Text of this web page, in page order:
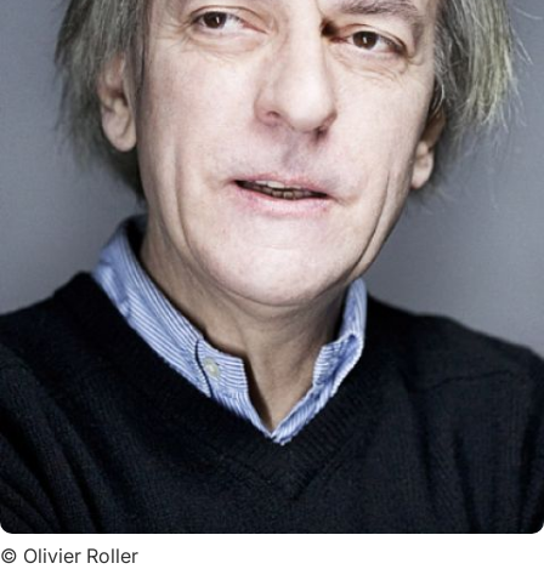
© Olivier Roller